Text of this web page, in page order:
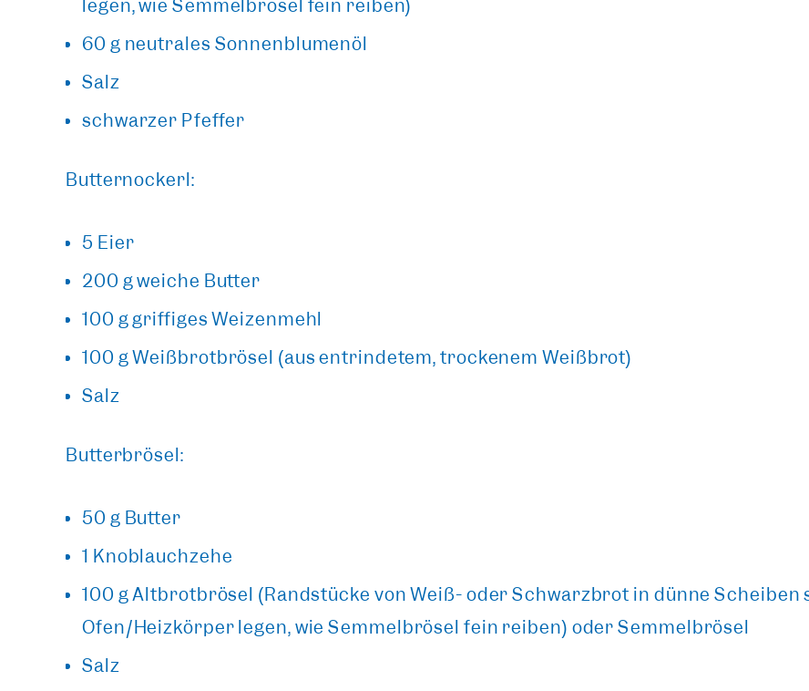
legen, wie Semmelbrösel fein reiben)
60 g neutrales Sonnenblumenöl
Salz
schwarzer Pfeffer
Butternockerl:
5 Eier
200 g weiche Butter
100 g griffiges Weizenmehl
100 g Weißbrotbrösel (aus entrindetem, trockenem Weißbrot)
Salz
Butterbrösel:
50 g Butter
1 Knoblauchzehe
100 g Altbrotbrösel (Randstücke von Weiß- oder Schwarzbrot in dünne Scheiben
Ofen/Heizkörper legen, wie Semmelbrösel fein reiben) oder Semmelbrösel
Salz